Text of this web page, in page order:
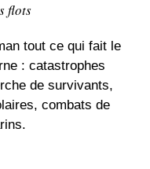
flots
tout ce qui fait le
: catastrophes
de survivants,
combats de